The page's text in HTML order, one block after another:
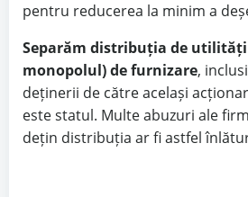
pentru reducerea la minim a
Separăm distribuția de
monopolul) de furnizare,
deținerii de către același
este statul. Multe abuzuri ale
dețin distribuția ar fi astfel